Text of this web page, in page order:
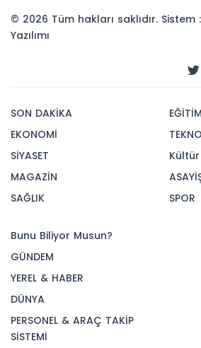
© 2026 Tüm hakları saklıdır. Sistem
Yazılımı
SON DAKİKA
EKONOMİ
SİYASET
MAGAZİN
SAĞLIK
EĞİTİM
SPOR
Bunu Biliyor Musun?
GÜNDEM
YEREL & HABER
DÜNYA
PERSONEL & ARAÇ TAKİP
SİSTEMİ